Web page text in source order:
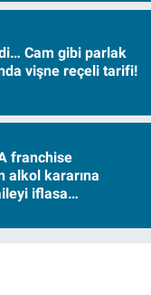
Cam gibi parlak
vişne reçeli tarifi!
franchise
alkol kararına
iflasa